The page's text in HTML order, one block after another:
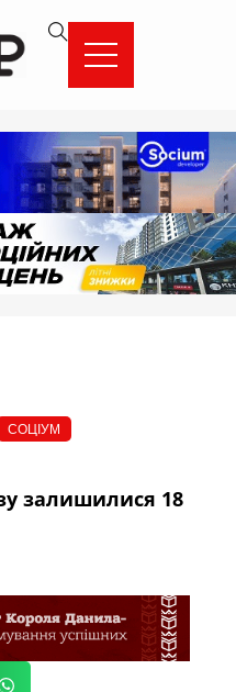
СОЦІУМ
залишилися 18